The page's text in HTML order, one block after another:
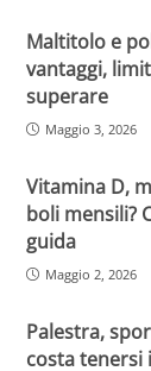
Maltitolo e
vantaggi,
superare
Maggio 3, 2026
Vitamina D,
boli mensili?
guida
Maggio 2, 2026
Palestra,
costa tenersi